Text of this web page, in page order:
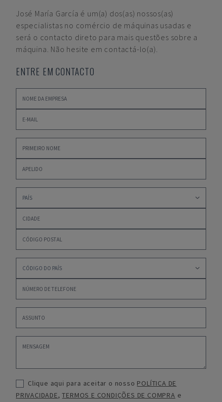
José María García é um(a) dos(as) nossos(as)
especialistas no comércio de máquinas usadas e
será o contacto direto para mais questões sobre a
máquina. Não hesite em contactá-lo(a).
ENTRE EM CONTACTO
Clique aqui para aceitar o nosso POLÍTICA DE
PRIVACIDADE,TERMOS E CONDIÇÕES DE COMPRA e